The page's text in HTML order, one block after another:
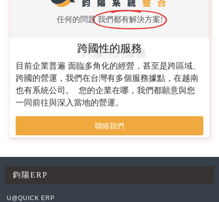
任何的問題 我們都有解決方案!
跨國性的服務
目前企業普遍 面臨多角化的經營，甚至是跨區域、
跨國的營運，我們在台灣有多個服務據點，在越南
也有系統公司。 您的企業在哪，我們都願意與您
一同前往與深入當地的營運。
聯絡我們
鈞陽ERP
U@QUICK ERP